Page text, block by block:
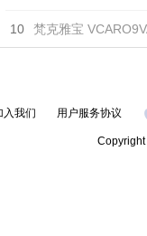
10 梵克雅宝
入我们 用户服务协议